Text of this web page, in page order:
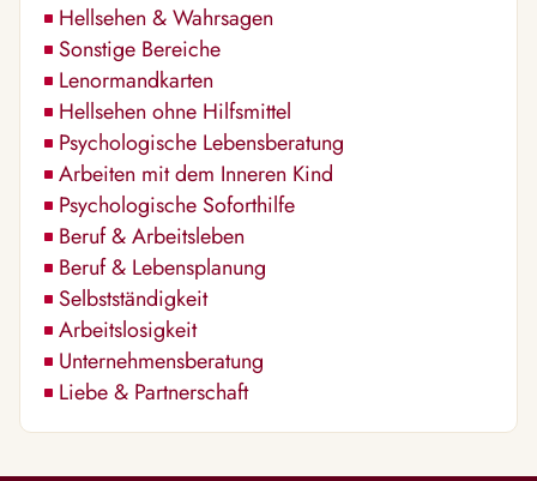
Hellsehen & Wahrsagen
Sonstige Bereiche
Lenormandkarten
Hellsehen ohne Hilfsmittel
Psychologische Lebensberatung
Arbeiten mit dem Inneren Kind
Psychologische Soforthilfe
Beruf & Arbeitsleben
Beruf & Lebensplanung
Selbstständigkeit
Arbeitslosigkeit
Unternehmensberatung
Liebe & Partnerschaft